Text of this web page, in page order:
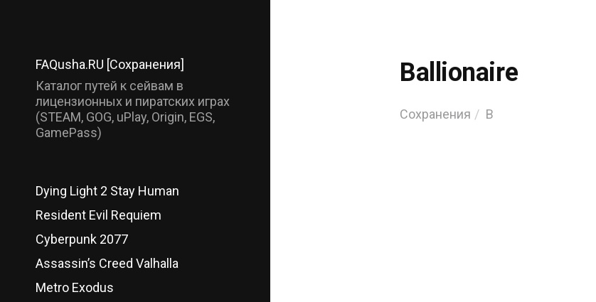
FAQusha.RU [Сохранения]
Каталог путей к сейвам в
лицензионных и пиратских играх
(STEAM, GOG, uPlay, Origin, EGS,
GamePass)
Dying Light 2 Stay Human
Resident Evil Requiem
Cyberpunk 2077
Assassin’s Creed Valhalla
Metro Exodus
Ballionaire
Сохранения B